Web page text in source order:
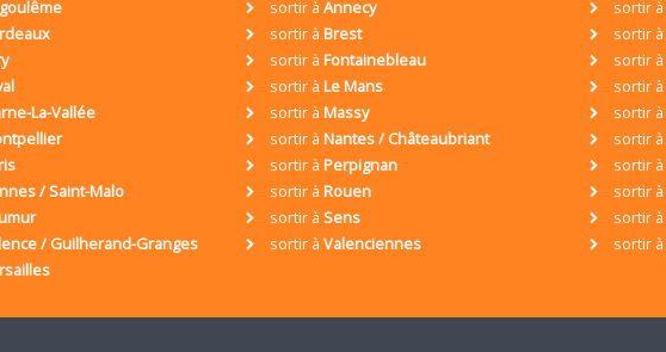
sortir à Annecy sortir à
sortir à Brest sortir à
sortir à Fontainebleau sortir à
sortir à Le Mans sortir à
La-Vallée sortir à Massy sortir à
sortir à Nantes / Châteaubriant sortir à
sortir à Perpignan sortir à
/ Saint-Malo sortir à Rouen sortir à
sortir à Sens sortir à
/ Guilherand-Granges sortir à Valenciennes sortir à